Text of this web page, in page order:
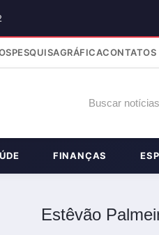
PESQUISAGRÁFICACONTATOS
FINANÇAS
Estêvão